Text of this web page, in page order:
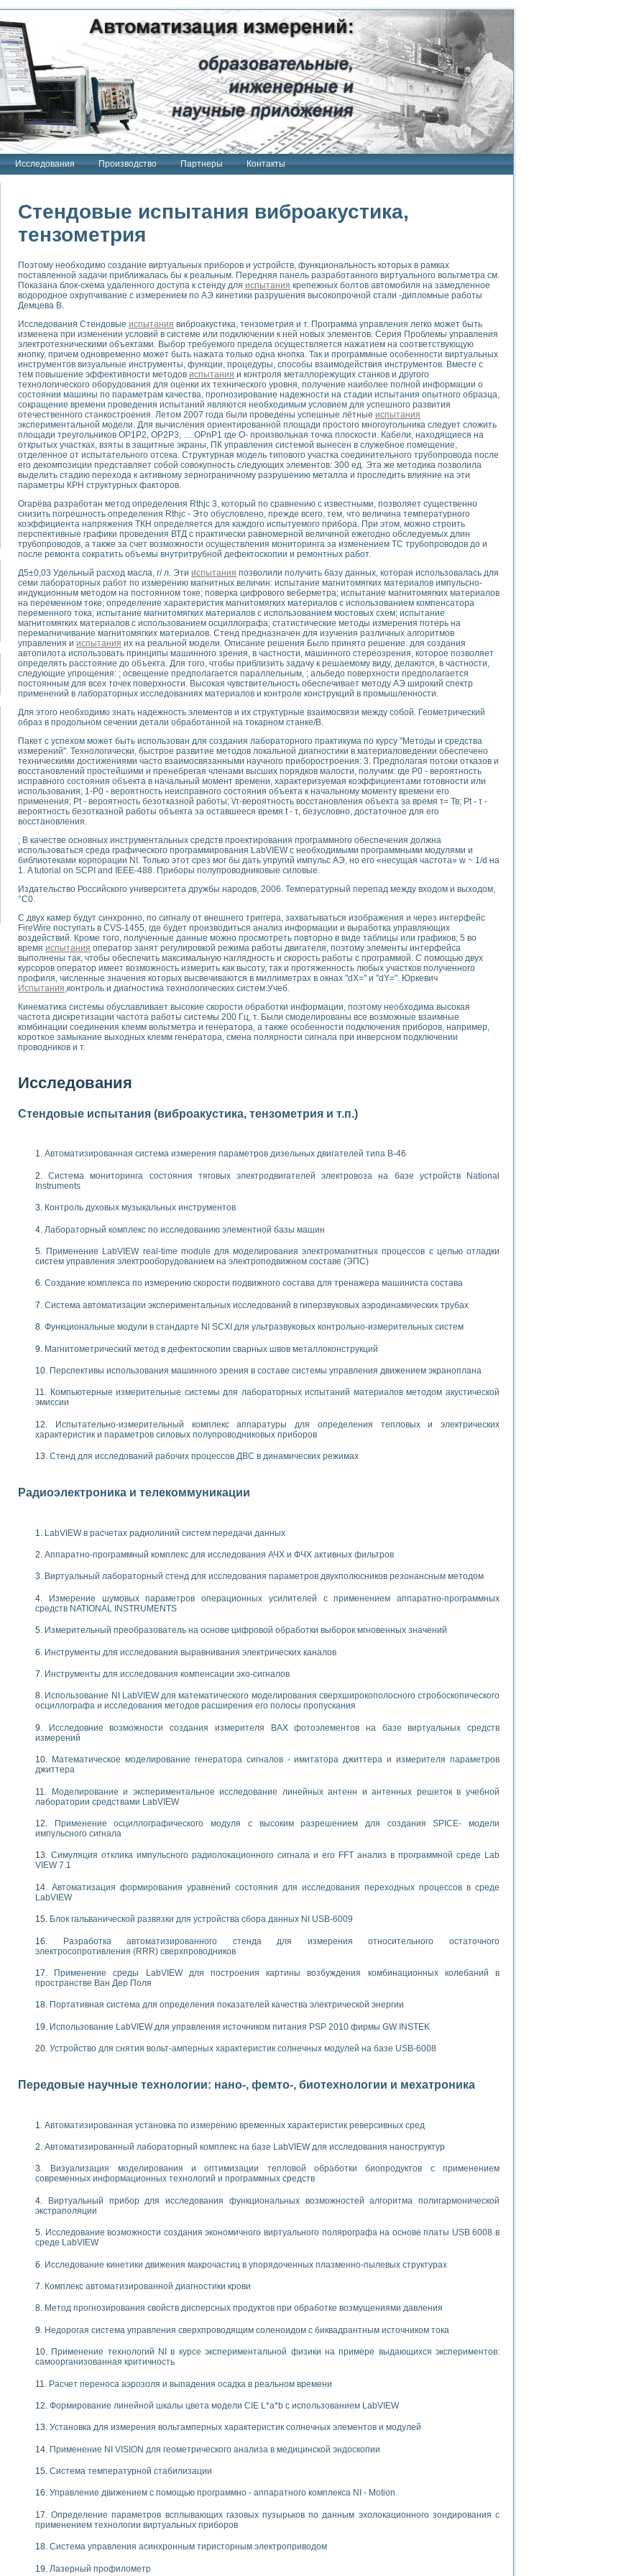
Исследования Производство Партнеры Контакты
"Сигнал-USB"
Интроскан
система
USB"
терапии серии СКАН
тензометрия и т.п.)
измерения параметров дизельных двигателей типа В-46
тяговых электродвигателей электровоза на базе устройств National Instruments
инструментов
элементной базы машин
module для моделирования электромагнитных процессов с целью отладки систем управления электрооборудованием на электроподвижном составе
скорости подвижного состава для тренажера машиниста состава
исследований в гиперзвуковых аэродинамических трубах
Nl SCXI для ультразвуковых контрольно-измерительных систем
сварных швов металлоконструкций
зрения в составе системы управления движением экраноплана
системы для лабораторных испытаний материалов методом акустической эмиссии
комплекс аппаратуры для определения тепловых и электрических характеристик и параметров силовых полупроводниковых приборов
процессов ДВС в динамических режимах
систем передачи данных
для исследования АЧХ и ФЧХ активных фильтров
для исследования параметров двухполюсников резонансным методом
операционных усилителей с применением аппаратно-программных средств NATIONAL INSTRUMENTS
на основе цифровой обработки выборок мгновенных значений
выравнивания электрических каналов
компенсации эхо-сигналов
математического моделирования сверхширокополосного стробоскопического осциллографа и исследования методов расширения его полосы
измерителя ВАХ фотоэлементов на базе виртуальных средств измерений
генератора сигналов - имитатора джиттера и измерителя параметров джиттера
исследование линейных антенн и антенных решеток в учебной лаборатории средствами LabVIEW
модуля с высоким разрешением для создания SPICE- модели импульсного сигнала
радиолокационного сигнала и его FFT анализ в программной среде Lab VIEW 7.1
уравнений состояния для исследования переходных процессов в среде LabVIEW
для устройства сбора данных NI USB-6009
стенда для измерения относительного остаточного электросопротивления (RRR) сверхпроводников
построения картины возбуждения комбинационных колебаний в пространстве Ван Дер Поля
показателей качества электрической энергии
управления источником питания PSP 2010 фирмы GW INSTEK
амперных характеристик солнечных модулей на базе USB-6008
, фемто-, биотехнологии и мехатроника
по измерению временных характеристик реверсивных сред
комплекс на базе LabVIEW для исследования наноструктур
и оптимизации тепловой обработки биопродуктов с применением современных информационных технологий и программных средств
функциональных возможностей алгоритма полигармонической экстраполяции
экономичного виртуального полярографа на основе платы USB 6008 в среде LabVIEW
макрочастиц в упорядоченных плазменно-пылевых структурах
диагностики крови
дисперсных продуктов при обработке возмущениями давления
сверхпроводящим соленоидом с биквадрантным источником тока
экспериментальной физики на примере выдающихся экспериментов: самоорганизованная критичность
выпадения осадка в реальном времени
цвета модели CIE L*a*b с использованием LabVIEW
характеристик солнечных элементов и модулей
анализа в медицинской эндоскопии
программно - аппаратного комплекса NI - Motion
стенда для исследования плазменных процессов синтеза нанопорошков
свойств сегнетоэлектриков методом тепловых шумов
импедансный томограф на базе платы сбора данных PCI 6052E
металлообрабатывающих станков
процессов получения дисперсных продуктов на основе виртуальных приборов
зрения для контроля образцов
переходных процессов при коротких замыканиях в узлах электрических нагрузок
обучающих информационных систем и тренажеров для персонала химических предприятий
и защиты ускорителя ЛУЭ-200
среды специальной барокамеры
с использованием среды графического программирования LabVIEW для моделирования типовых химико-технологических процессов
термотрансферной маркировки изделий
исследований на базе LabVIEW
для исследова¬ния электрофизических свойств аморфного гидрогенизированного карбида кремния (A-SIC:H)
переходных характеристик асинхронных двигателей при пуске
швов на базе технологий фирмы NATIONAL INSTRUMENTS
неиндустриальных камер в производственных условиях
стенда по измерению профиля зеркальной антенны и построению диаграммы направленности
в процесе изучения специальных дисциплин в технических колледжах
WORKBENCH-MULTISIM для электротехнической подготовки инженеров-неэлектриков
на основе LabVIEW
для создания лабораторного практикума по измерениям магнитных величин
«Изучение магнитных свойств ферромагнетиков. Петля гистерезиса» с использованием графической среды программирования LabVIEW
интерфейсов обмена по протоколам RS232 и GPIB / имитатор оконечного устройства по интерфейсу RS232
адиабатического расширения газов
результатов измерительного экспримента
Назначение. Состав. Возможности
INSTRUMENTS для создания систем автоматизированного лабораторного практикума
и корреляционный анализ"
принципа действия универсального цифрового вольтметра
для изучения технологии выращивания полупроводниковых и оптических монокристаллов
для исследования АЧХ и ФЧХ активных фильтров
лабораторный практикум по курсу «радиотехнические цепи и сигналы»
одномерных сигналов на основе алгоритма полигармонической экстраполяции
INSTRUMENTS в операционной системе LINUX
принципа действия универсального цифрового вольтметра
«Моделирование систем» и «Автоматизация проектирования систем и средств управления»
информационно-измерительным системам (ИИС)
теории Коммутации
работы «Имитационное моделирование погрешностей канала измерения температуры» в среде LabVIEW
в среде LabVIEW
решателей обыкновенных дифференциальных уравнений инструментальных систем моделирования
практикумов на кафедре информационных систем МИРЭА
образования и подготовки преподавателей для работы в ИКТ насыщенной среде
по электротехнике в среде MULTISIM
программе «Прикладная физика и физическая информатика» инновационного образовательного проекта РУДН
электромагнитного поля для испытаний изделий авионики
ИИС на базе оборудования NI CompactDAQ
Стендовые испытания виброакустика,
тензометрия
Поэтому необходимо создание виртуальных приборов и устройств, функциональность которых в рамках
поставленной задачи приближалась бы к реальным. Передняя панель разработанного виртуального вольтметра см.
Показана блок-схема удаленного доступа к стенду для испытания крепежных болтов автомобиля на замедленное
водородное охрупчивание с измерением по АЭ кинетики разрушения высокопрочной стали -дипломные работы
Демцева В.
Исследования Стендовые испытания виброакустика, тензометрия и т. Программа управления легко может быть
изменена при изменении условий в системе или подключении к ней новых элементов. Серия Проблемы управления
электротехническими объектами. Выбор требуемого предела осуществляется нажатием на соответствующую
кнопку, причем одновременно может быть нажата только одна кнопка. Так и программные особенности виртуальных
инструментов визуальные инструменты, функции, процедуры, способы взаимодействия инструментов. Вместе с
тем повышение эффективности методов испытания и контроля металлорежущих станков и другого
технологического оборудования для оценки их технического уровня, получение наиболее полной информации о
состоянии машины по параметрам качества, прогнозирование надежности на стадии испытания опытного образца,
сокращение времени проведения испытаний являются необходимым условием для успешного развития
отечественного станкостроения. Летом 2007 года были проведены успешные лётные испытания
экспериментальной модели. Для вычисления ориентированной площади простого многоугольника следует сложить
площади треугольников OP1P2, OP2P3, … OPnP1 где О- произвольная точка плоскости. Кабели, находящиеся на
открытых участках, взяты в защитные экраны, ПК управления системой вынесен в служебное помещение,
отделенное от испытательного отсека. Структурная модель типового участка соединительного трубопровода после
его декомпозиции представляет собой совокупность следующих элементов: 300 ед. Эта же методика позволила
выделить стадию перехода к активному зернограничному разрушению металла и проследить влияние на эти
параметры КРН структурных факторов.
Огарёва разработан метод определения Rthjc 3, который по сравнению с известными, позволяет существенно
снизить погрешность определения Rthjc - Это обусловлено, прежде всего, тем, что величина температурного
коэффициента напряжения ТКН определяется для каждого испытуемого прибора. При этом, можно строить
перспективные графики проведения ВТД с практически равномерной величиной ежегодно обследуемых длин
трубопроводов, а также за счет возможности осуществления мониторинга за изменением ТС трубопроводов до и
после ремонта сократить объемы внутритрубной дефектоскопии и ремонтных работ.
Д5±0,03 Удельный расход масла, г/ л. Эти испытания позволили получить базу данных, которая использовалась для
семи лабораторных работ по измерению магнитных величин: испытание магнитомягких материалов импульсно-
индукционным методом на постоянном токе; поверка цифрового веберметра; испытание магнитомягких материалов
на переменном токе; определение характеристик магнитомягких материалов с использованием компенсатора
переменного тока; испытание магнитомягких материалов с использованием мостовых схем; испытание
магнитомягких материалов с использованием осциллографа; статистические методы измерения потерь на
перемагничивание магнитомягких материалов. Стенд предназначен для изучения различных алгоритмов
управления и испытания их на реальной модели. Описание решения Было принято решение: для создания
автопилота использовать принципы машинного зрения, в частности, машинного стереозрения, которое позволяет
определять расстояние до объекта. Для того, чтобы приблизить задачу к решаемому виду, делаются, в частности,
следующие упрощения: ; освещение предполагается параллельным, ; альбедо поверхности предполагается
постоянным для всех точек поверхности. Высокая чувствительность обеспечивает методу АЭ широкий спектр
применений в лабораторных исследованиях материалов и контроле конструкций в промышленности.
Для этого необходимо знать надежность элементов и их структурные взаимосвязи между собой. Геометрический
образ в продольном сечении детали обработанной на токарном станке/В.
Пакет с успехом может быть использован для создания лабораторного практикума по курсу "Методы и средства
измерений". Технологически, быстрое развитие методов локальной диагностики в материаловедении обеспечено
техническими достижениями часто взаимосвязанными научного приборостроения: 3. Предполагая потоки отказов и
восстановлений простейшими и пренебрегая членами высших порядков малости, получим: где Р0 - вероятность
исправного состояния объекта в начальный момент времени, характеризуемая коэффициентами готовности или
использования; 1-Р0 - вероятность неисправного состояния объекта к начальному моменту времени его
применения; Pt - вероятность безотказной работы; \/τ-вероятность восстановления объекта за время τ= Тв; Pt - τ -
вероятность безотказной работы объекта за оставшееся время t - τ, безусловно, достаточное для его
восстановления.
; В качестве основных инструментальных средств проектирования программного обеспечения должна
использоваться среда графического программирования LabVIEW с необходимыми программными модулями и
библиотеками корпорации NI. Только этот срез мог бы дать упругий импульс АЭ, но его «несущая частота» w ~ 1/d на
1. A tutorial on SCPI and IEEE-488. Приборы полупроводниковые силовые.
Издательство Российского университета дружбы народов, 2006. Температурный перепад между входом и выходом,
°С0.
С двух камер будут синхронно, по сигналу от внешнего триггера, захватываться изображения и через интерфейс
FireWire поступать в CVS-1455, где будет производиться анализ информации и выработка управляющих
воздействий. Кроме того, полученные данные можно просмотреть повторно в виде таблицы или графиков; 5 во
время испытания оператор занят регулировкой режима работы двигателя, поэтому элементы интерфейса
выполнены так, чтобы обеспечить максимальную наглядность и скорость работы с программой. С помощью двух
курсоров оператор имеет возможность измерить как высоту, так и протяженность любых участков полученного
профиля, численные значения которых высвечиваются в миллиметрах в окнах "dX=" и "dY=". Юркевич
Испытания ,контроль и диагностика технологических систем:Учеб.
Кинематика системы обуславливает высокие скорости обработки информации, поэтому необходима высокая
частота дискретизации частота работы системы 200 Гц, т. Были смоделированы все возможные взаимные
комбинации соединения клемм вольтметра и генератора, а также особенности подключения приборов, например,
короткое замыкание выходных клемм генератора, смена полярности сигнала при инверсном подключении
проводников и т.
Исследования
Стендовые испытания (виброакустика, тензометрия и т.п.)
Автоматизированная система измерения параметров дизельных двигателей типа В-46
Система мониторинга состояния тяговых электродвигателей электровоза на базе устройств National
Instruments
Контроль духовых музыкальных инструментов
Лабораторный комплекс по исследованию элементной базы машин
Применение LabVIEW real-time module для моделирования электромагнитных процессов с целью отладки
систем управления электрооборудованием на электроподвижном составе (ЭПС)
Создание комплекса по измерению скорости подвижного состава для тренажера машиниста состава
Система автоматизации экспериментальных исследований в гиперзвуковых аэродинамических трубах
Функциональные модули в стандарте Nl SCXI для ультразвуковых контрольно-измерительных систем
Магнитометрический метод в дефектоскопии сварных швов металлоконструкций
Перспективы использования машинного зрения в составе системы управления движением экраноплана
Компьютерные измерительные системы для лабораторных испытаний материалов методом акустической
эмиссии
Испытательно-измерительный комплекс аппаратуры для определения тепловых и электрических
характеристик и параметров силовых полупроводниковых приборов
Стенд для исследований рабочих процессов ДВС в динамических режимах
Радиоэлектроника и телекоммуникации
LabVIEW в расчетах радиолиний систем передачи данных
Аппаратно-программный комплекс для исследования АЧХ и ФЧХ активных фильтров
Виртуальный лабораторный стенд для исследования параметров двухполюсников резонансным методом
Измерение шумовых параметров операционных усилителей с применением аппаратно-программных
средств NATIONAL INSTRUMENTS
Измерительный преобразователь на основе цифровой обработки выборок мгновенных значений
Инструменты для исследования выравнивания электрических каналов
Инструменты для исследования компенсации эхо-сигналов
Использование NI LabVIEW для математического моделирования сверхширокополосного стробоскопического
осциллографа и исследования методов расширения его полосы пропускания
Исследовние возможности создания измерителя ВАХ фотоэлементов на базе виртуальных средств
измерений
Математическое моделирование генератора сигналов - имитатора джиттера и измерителя параметров
джиттера
Моделирование и экспериментальное исследование линейных антенн и антенных решеток в учебной
лаборатории средствами LabVIEW
Применение осциллографического модуля с высоким разрешением для создания SPICE- модели
импульсного сигнала
Симуляция отклика импульсного радиолокационного сигнала и его FFT анализ в программной среде Lab
VIEW 7.1
Автоматизация формирования уравнений состояния для исследования переходных процессов в среде
LabVIEW
Блок гальванической развязки для устройства сбора данных NI USB-6009
Разработка автоматизированного стенда для измерения относительного остаточного
электросопротивления (RRR) сверхпроводников
Применение среды LabVIEW для построения картины возбуждения комбинационных колебаний в
пространстве Ван Дер Поля
Портативная система для определения показателей качества электрической энергии
Использование LabVIEW для управления источником питания PSP 2010 фирмы GW INSTEK
Устройство для снятия вольт-амперных характеристик солнечных модулей на базе USB-6008
Передовые научные технологии: нано-, фемто-, биотехнологии и мехатроника
Автоматизированная установка по измерению временных характеристик реверсивных сред
Автоматизированный лабораторный комплекс на базе LabVIEW для исследования наноструктур
Визуализация моделирования и оптимизации тепловой обработки биопродуктов с применением
современных информационных технологий и программных средств
Виртуальный прибор для исследования функциональных возможностей алгоритма полигармонической
экстраполяции
Исследование возможности создания экономичного виртуального полярографа на основе платы USB 6008 в
среде LabVIEW
Исследование кинетики движения макрочастиц в упорядоченных плазменно-пылевых структурах
Комплекс автоматизированной диагностики крови
Метод прогнозирования свойств дисперсных продуктов при обработке возмущениями давления
Недорогая система управления сверхпроводящим соленоидом с биквадрантным источником тока
Применение технологий NI в курсе экспериментальной физики на примере выдающихся экспериментов:
самоорганизованная критичность
Расчет переноса аэрозоля и выпадения осадка в реальном времени
Формирование линейной шкалы цвета модели CIE L*a*b с использованием LabVIEW
Установка для измерения вольтамперных характеристик солнечных элементов и модулей
Применение NI VISION для геометрического анализа в медицинской эндоскопии
Система температурной стабилизации
Управление движением с помощью программно - аппаратного комплекса NI - Motion
Определение параметров всплывающих газовых пузырьков по данным эхолокационного зондирования с
применением технологии виртуальных приборов
Система управления асинхронным тиристорным электроприводом
Лазерный профилометр